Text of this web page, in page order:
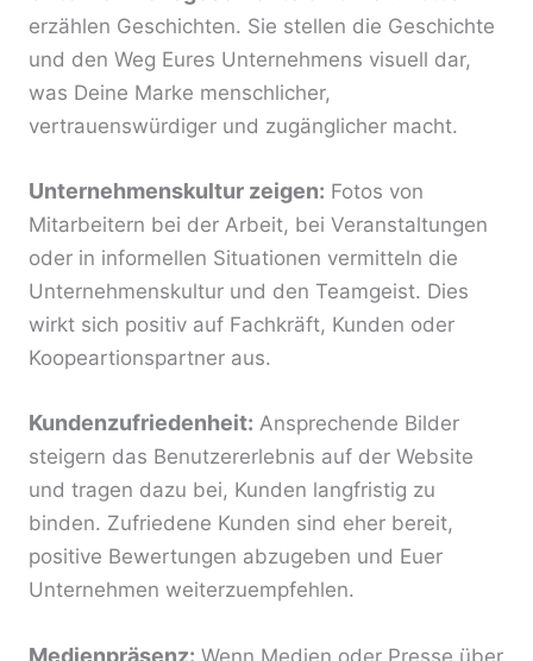
erzählen Geschichten. Sie stellen die Geschichte
und den Weg Eures Unternehmens visuell dar,
was Deine Marke menschlicher,
vertrauenswürdiger und zugänglicher macht.
Unternehmenskultur zeigen: Fotos von
Mitarbeitern bei der Arbeit, bei Veranstaltungen
oder in informellen Situationen vermitteln die
Unternehmenskultur und den Teamgeist. Dies
wirkt sich positiv auf Fachkräft, Kunden oder
Koopeartionspartner aus.
Kundenzufriedenheit: Ansprechende Bilder
steigern das Benutzererlebnis auf der Website
und tragen dazu bei, Kunden langfristig zu
binden. Zufriedene Kunden sind eher bereit,
positive Bewertungen abzugeben und Euer
Unternehmen weiterzuempfehlen.
Medienpräsenz: Wenn Medien oder Presse über